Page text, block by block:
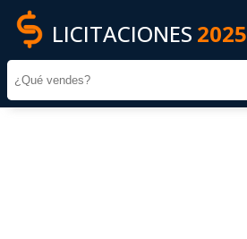
LICITACIONES 2025